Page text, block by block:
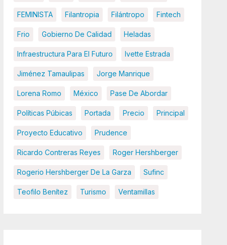
FEMINISTA Filantropia Filántropo Fintech
Frio Gobierno De Calidad Heladas
Infraestructura Para El Futuro Ivette Estrada
Jiménez Tamaulipas Jorge Manrique
Lorena Romo México Pase De Abordar
Políticas Púbicas Portada Precio Principal
Proyecto Educativo Prudence
Ricardo Contreras Reyes Roger Hershberger
Rogerio Hershberger De La Garza Sufinc
Teofilo Benítez Turismo Ventamillas